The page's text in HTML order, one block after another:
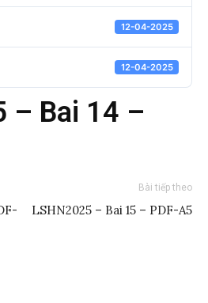
12-04-2025
12-04-2025
– Bai 14 –
Bài tiếp theo
LSHN2025 – Bai 15 – PDF-A5